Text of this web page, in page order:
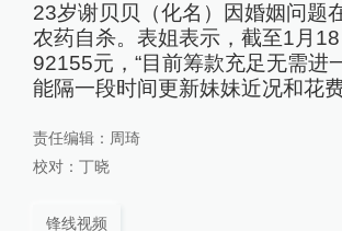
23岁谢贝贝（化名）因婚姻问题
农药自杀。表姐表示，截至1月
92155元，“目前筹款充足无需进
能隔一段时间更新妹妹近况和花费
责任编辑： 周琦
校对： 丁晓
锋线视频